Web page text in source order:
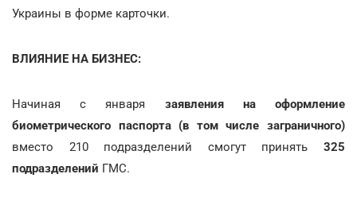
Украины в форме карточки.
ВЛИЯНИЕ НА БИЗНЕС:
Начиная с января заявления на оформление
биометрического паспорта (в том числе заграничного)
вместо 210 подразделений смогут принять 325
подразделений ГМС.